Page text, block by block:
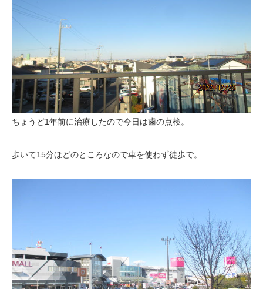
ちょうど1年前に治療したので今日は歯の点検。
歩いて15分ほどのところなので車を使わず徒歩で。